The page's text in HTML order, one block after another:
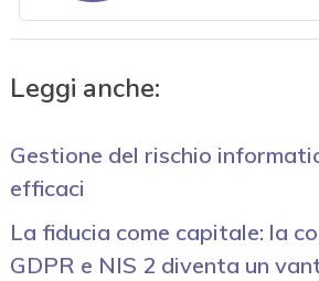
Leggi anche:
Gestione del rischio
efficaci
La fiducia come capitale: la
GDPR e NIS 2 diventa un